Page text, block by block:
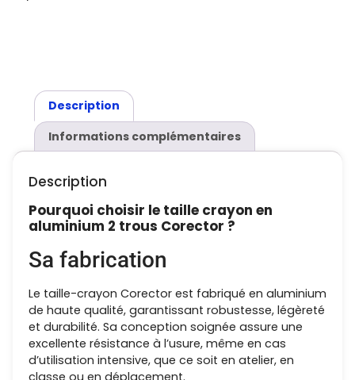
Description
Informations complémentaires
Description
Pourquoi choisir le taille crayon en
aluminium 2 trous Corector ?
Sa fabrication
Le taille-crayon Corector est fabriqué en aluminium
de haute qualité, garantissant robustesse, légèreté
et durabilité. Sa conception soignée assure une
excellente résistance à l’usure, même en cas
d’utilisation intensive, que ce soit en atelier, en
classe ou en déplacement.